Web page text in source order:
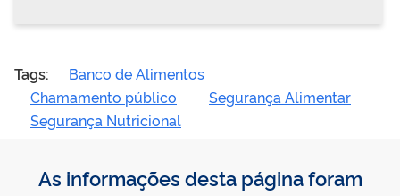
Tags:
Banco de Alimentos
Chamamento público
Segurança Alimentar
Segurança Nutricional
As informações desta página foram